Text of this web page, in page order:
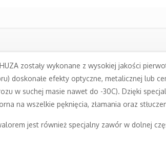
zostały wykonane z wysokiej jakości
doskonałe efekty optyczne, metalicznej lub
w suchej masie nawet do -30C). Dzięki
na wszelkie pęknięcia, złamania oraz
jest również specjalny zawór w dolnej